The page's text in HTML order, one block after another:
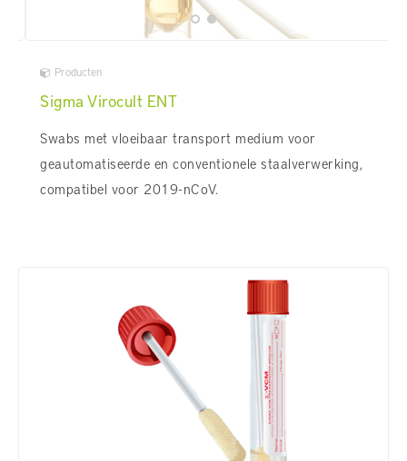
Producten
Sigma Virocult ENT
Swabs met vloeibaar transport medium voor
geautomatiseerde en conventionele staalverwerking,
compatibel voor 2019-nCoV.